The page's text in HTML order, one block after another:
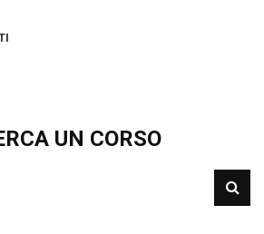
UN CORSO